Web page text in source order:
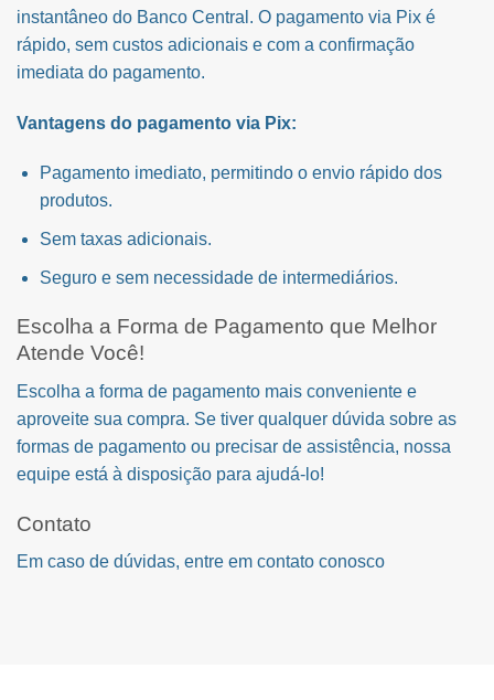
instantâneo do Banco Central. O pagamento via Pix é
rápido, sem custos adicionais e com a confirmação
imediata do pagamento.
Vantagens do pagamento via Pix:
Pagamento imediato, permitindo o envio rápido dos
produtos.
Sem taxas adicionais.
Seguro e sem necessidade de intermediários.
Escolha a Forma de Pagamento que Melhor
Atende Você!
Escolha a forma de pagamento mais conveniente e
aproveite sua compra. Se tiver qualquer dúvida sobre as
formas de pagamento ou precisar de assistência, nossa
equipe está à disposição para ajudá-lo!
Contato
Em caso de dúvidas, entre em contato conosco